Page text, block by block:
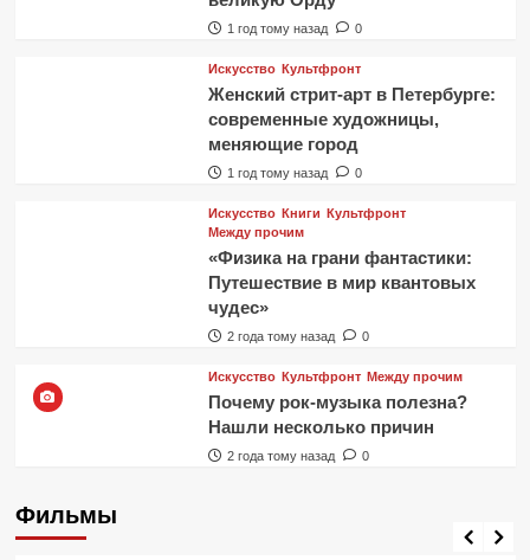
1 год тому назад 0
Искусство Культфронт
Женский стрит-арт в Петербурге:
современные художницы,
меняющие город
1 год тому назад 0
Искусство Книги Культфронт
Между прочим
«Физика на грани фантастики:
Путешествие в мир квантовых
чудес»
2 года тому назад 0
Искусство Культфронт Между прочим
Почему рок-музыка полезна?
Нашли несколько причин
2 года тому назад 0
Фильмы
Фильмы